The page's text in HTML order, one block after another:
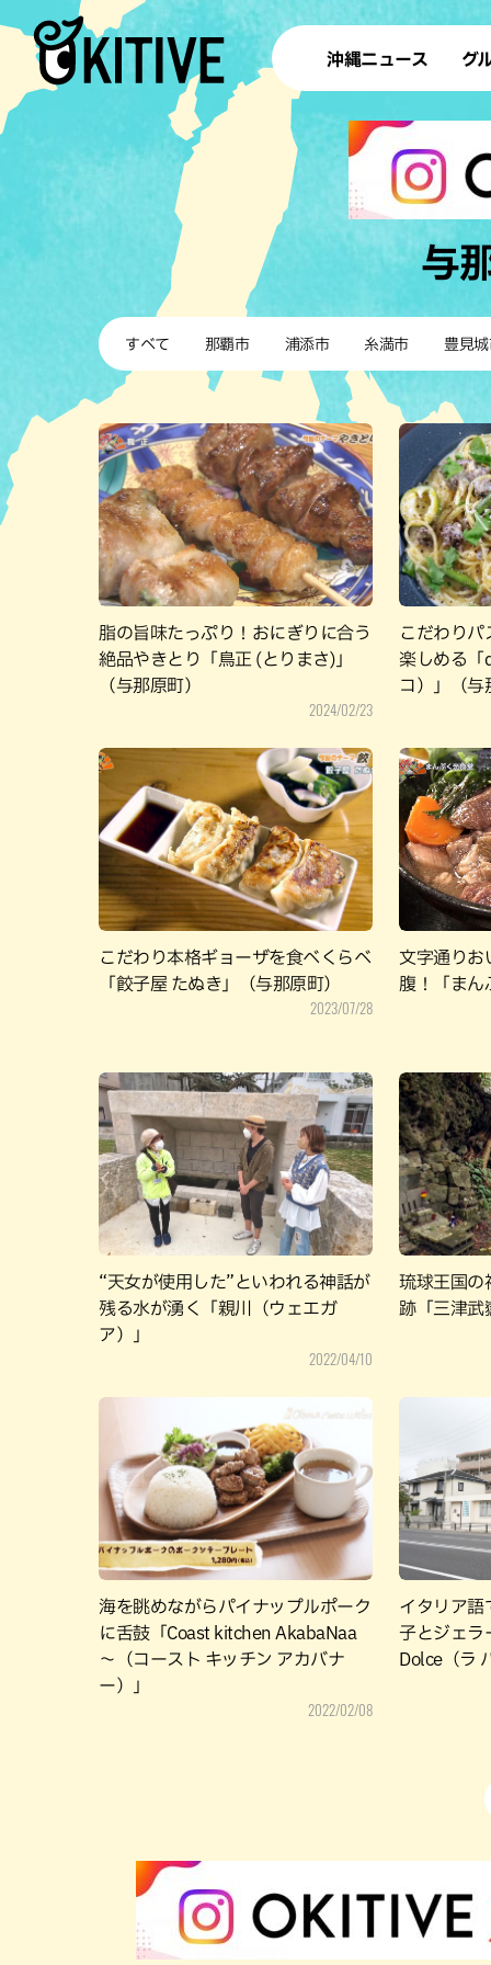
沖縄ニュース グ
ラ
テイ
すし
沖
ステー
その他
ブッフェ
ハン
与
すべて 那覇市 浦添市 糸満市 豊見
脂の旨味たっぷり！おにぎりに合う
絶品やきとり「鳥正 (とりまさ)」
（与那原町）
2024/02/23
こだわりパ
楽しめる「
コ）」（与
こだわり本格ギョーザを食べくらべ
「餃子屋 たぬき」（与那原町）
2023/07/28
文字通りお
腹！「まん
“天女が使用した”といわれる神話が
残る水が湧く「親川（ウェエガ
ア）」
2022/04/10
琉球王国の
跡「三津武
海を眺めながらパイナップルポーク
に舌鼓「Coast kitchen AkabaNaa
～（コースト キッチン アカバナ
ー）」
2022/02/08
イタリア語
子とジェラ
Dolce（ラ